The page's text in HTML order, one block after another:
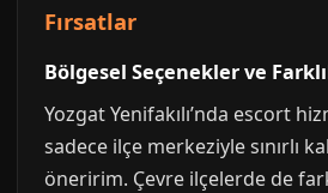
Fırsatlar
Bölgesel Seçenekler ve
Yozgat Yenifakılı’nda escort
sadece ilçe merkeziyle sınırlı
öneririm. Çevre ilçelerde de